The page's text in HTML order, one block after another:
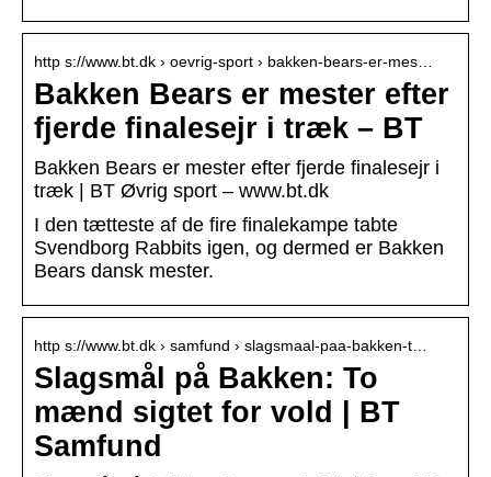
http s://www.bt.dk › oevrig-sport › bakken-bears-er-mes…
Bakken Bears er mester efter
fjerde finalesejr i træk – BT
Bakken Bears er mester efter fjerde finalesejr i
træk | BT Øvrig sport – www.bt.dk
I den tætteste af de fire finalekampe tabte
Svendborg Rabbits igen, og dermed er Bakken
Bears dansk mester.
http s://www.bt.dk › samfund › slagsmaal-paa-bakken-t…
Slagsmål på Bakken: To
mænd sigtet for vold | BT
Samfund